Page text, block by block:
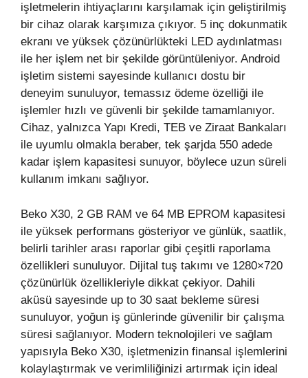
işletmelerin ihtiyaçlarını karşılamak için geliştirilmiş
bir cihaz olarak karşımıza çıkıyor. 5 inç dokunmatik
ekranı ve yüksek çözünürlükteki LED aydınlatması
ile her işlem net bir şekilde görüntüleniyor. Android
işletim sistemi sayesinde kullanıcı dostu bir
deneyim sunuluyor, temassız ödeme özelliği ile
işlemler hızlı ve güvenli bir şekilde tamamlanıyor.
Cihaz, yalnızca Yapı Kredi, TEB ve Ziraat Bankaları
ile uyumlu olmakla beraber, tek şarjda 550 adede
kadar işlem kapasitesi sunuyor, böylece uzun süreli
kullanım imkanı sağlıyor.
Beko X30, 2 GB RAM ve 64 MB EPROM kapasitesi
ile yüksek performans gösteriyor ve günlük, saatlik,
belirli tarihler arası raporlar gibi çeşitli raporlama
özellikleri sunuluyor. Dijital tuş takımı ve 1280×720
çözünürlük özellikleriyle dikkat çekiyor. Dahili
aküsü sayesinde up to 30 saat bekleme süresi
sunuluyor, yoğun iş günlerinde güvenilir bir çalışma
süresi sağlanıyor. Modern teknolojileri ve sağlam
yapısıyla Beko X30, işletmenizin finansal işlemlerini
kolaylaştırmak ve verimliliğinizi artırmak için ideal